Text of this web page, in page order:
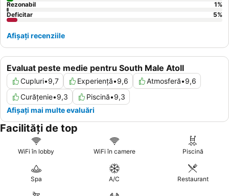
Evaluat peste medie pentru South Male Atoll
Cupluri•9,7 Experiență•9,6 Atmosferă•9,6
Curățenie•9,3 Piscină•9,3
Afișați mai multe evaluări
Rezonabil
1%
Deficitar
5%
Afișați recenziile
Facilități de top
WiFi în lobby WiFi în camere Piscină
Spa A/C Restaurant